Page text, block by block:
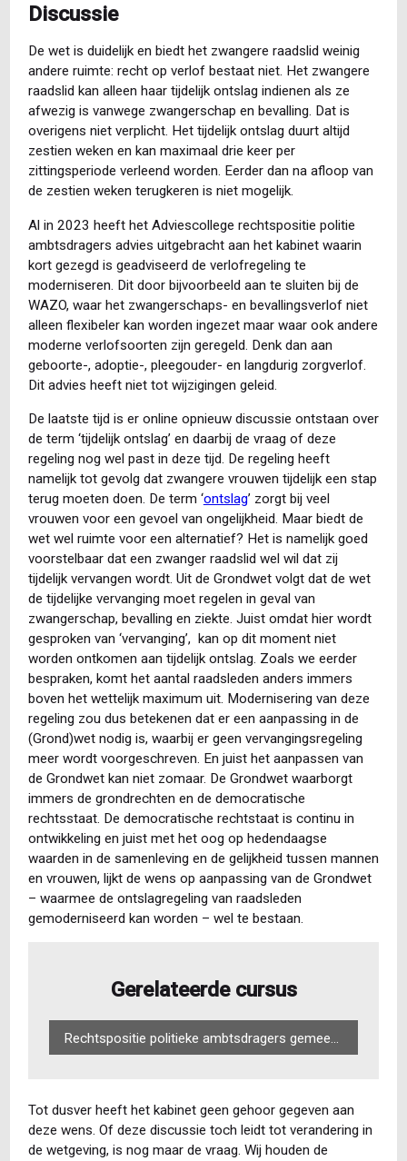
Discussie
De wet is duidelijk en biedt het zwangere raadslid weinig
andere ruimte: recht op verlof bestaat niet. Het zwangere
raadslid kan alleen haar tijdelijk ontslag indienen als ze
afwezig is vanwege zwangerschap en bevalling. Dat is
overigens niet verplicht. Het tijdelijk ontslag duurt altijd
zestien weken en kan maximaal drie keer per
zittingsperiode verleend worden. Eerder dan na afloop van
de zestien weken terugkeren is niet mogelijk.
Al in 2023 heeft het Adviescollege rechtspositie politie
ambtsdragers advies uitgebracht aan het kabinet waarin
kort gezegd is geadviseerd de verlofregeling te
moderniseren. Dit door bijvoorbeeld aan te sluiten bij de
WAZO, waar het zwangerschaps- en bevallingsverlof niet
alleen flexibeler kan worden ingezet maar waar ook andere
moderne verlofsoorten zijn geregeld. Denk dan aan
geboorte-, adoptie-, pleegouder- en langdurig zorgverlof.
Dit advies heeft niet tot wijzigingen geleid.
De laatste tijd is er online opnieuw discussie ontstaan over
de term ‘tijdelijk ontslag’ en daarbij de vraag of deze
regeling nog wel past in deze tijd. De regeling heeft
namelijk tot gevolg dat zwangere vrouwen tijdelijk een stap
terug moeten doen. De term ‘ontslag’ zorgt bij veel
vrouwen voor een gevoel van ongelijkheid. Maar biedt de
wet wel ruimte voor een alternatief? Het is namelijk goed
voorstelbaar dat een zwanger raadslid wel wil dat zij
tijdelijk vervangen wordt. Uit de Grondwet volgt dat de wet
de tijdelijke vervanging moet regelen in geval van
zwangerschap, bevalling en ziekte. Juist omdat hier wordt
gesproken van ‘vervanging’, kan op dit moment niet
worden ontkomen aan tijdelijk ontslag. Zoals we eerder
bespraken, komt het aantal raadsleden anders immers
boven het wettelijk maximum uit. Modernisering van deze
regeling zou dus betekenen dat er een aanpassing in de
(Grond)wet nodig is, waarbij er geen vervangingsregeling
meer wordt voorgeschreven. En juist het aanpassen van
de Grondwet kan niet zomaar. De Grondwet waarborgt
immers de grondrechten en de democratische
rechtsstaat. De democratische rechtstaat is continu in
ontwikkeling en juist met het oog op hedendaagse
waarden in de samenleving en de gelijkheid tussen mannen
en vrouwen, lijkt de wens op aanpassing van de Grondwet
– waarmee de ontslagregeling van raadsleden
gemoderniseerd kan worden – wel te bestaan.
Gerelateerde cursus
Rechtspositie politieke ambtsdragers gemeente
Tot dusver heeft het kabinet geen gehoor gegeven aan
deze wens. Of deze discussie toch leidt tot verandering in
de wetgeving, is nog maar de vraag. Wij houden de